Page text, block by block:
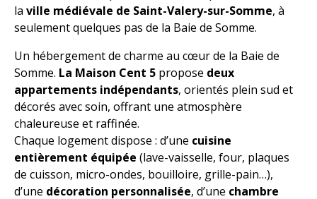
la ville médiévale de Saint-Valery-sur-Somme, à
seulement quelques pas de la Baie de Somme.
Un hébergement de charme au cœur de la Baie de
Somme. La Maison Cent 5 propose deux
appartements indépendants, orientés plein sud et
décorés avec soin, offrant une atmosphère
chaleureuse et raffinée.
Chaque logement dispose : d’une cuisine
entièrement équipée (lave-vaisselle, four, plaques
de cuisson, micro-ondes, bouilloire, grille-pain…),
d’une décoration personnalisée, d’une chambre